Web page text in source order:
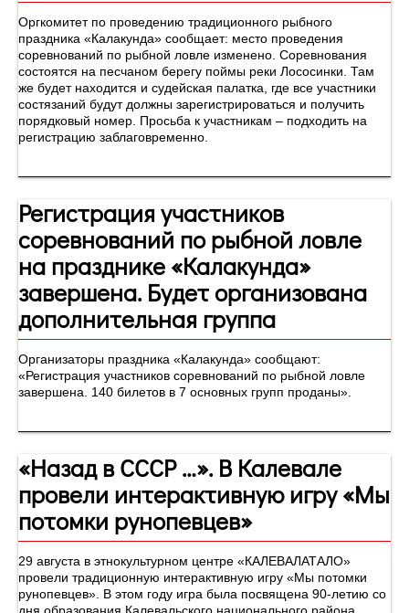
Оргкомитет по проведению традиционного рыбного
праздника «Калакунда» сообщает: место проведения
соревнований по рыбной ловле изменено. Соревнования
состоятся на песчаном берегу поймы реки Лососинки. Там
же будет находится и судейская палатка, где все участники
состязаний будут должны зарегистрироваться и получить
порядковый номер. Просьба к участникам – подходить на
регистрацию заблаговременно.
Регистрация участников
соревнований по рыбной ловле
на празднике «Калакунда»
завершена. Будет организована
дополнительная группа
Организаторы праздника «Калакунда» сообщают:
«Регистрация участников соревнований по рыбной ловле
завершена. 140 билетов в 7 основных групп проданы».
«Назад в СССР …». В Калевале
провели интерактивную игру «Мы
потомки рунопевцев»
29 августа в этнокультурном центре «КАЛЕВАЛАТАЛО»
провели традиционную интерактивную игру «Мы потомки
рунопевцев». В этом году игра была посвящена 90-летию со